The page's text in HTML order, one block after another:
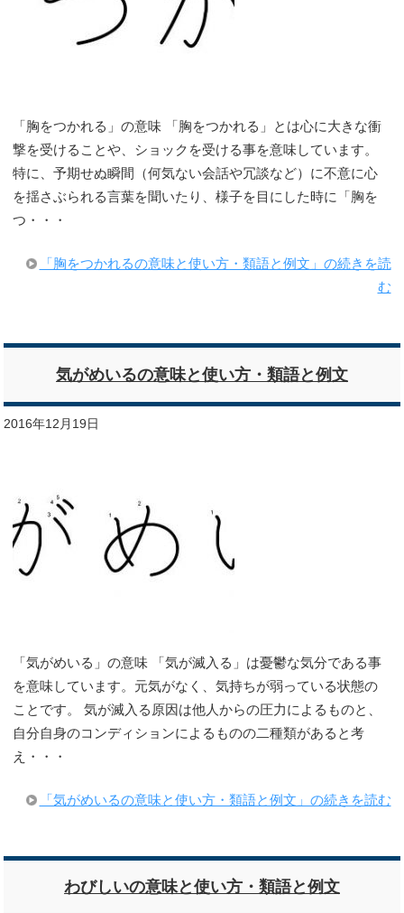
「胸をつかれる」の意味 「胸をつかれる」とは心に大きな衝
撃を受けることや、ショックを受ける事を意味しています。
特に、予期せぬ瞬間（何気ない会話や冗談など）に不意に心
を揺さぶられる言葉を聞いたり、様子を目にした時に「胸を
つ・・・
「胸をつかれるの意味と使い方・類語と例文」の続きを読
む
気がめいるの意味と使い方・類語と例文
2016年12月19日
「気がめいる」の意味 「気が滅入る」は憂鬱な気分である事
を意味しています。元気がなく、気持ちが弱っている状態の
ことです。 気が滅入る原因は他人からの圧力によるものと、
自分自身のコンディションによるものの二種類があると考
え・・・
「気がめいるの意味と使い方・類語と例文」の続きを読む
わびしいの意味と使い方・類語と例文